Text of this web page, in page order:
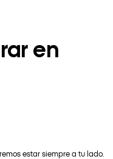
en
estar siempre a tu lado.